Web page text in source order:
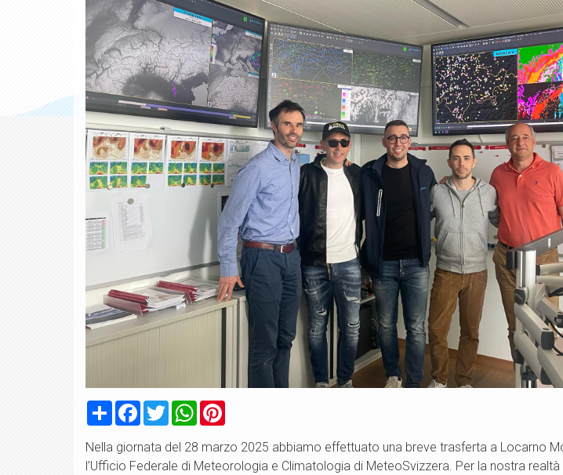
CondividiFacebook
TwitterWhatsApp
Nella giornata del 28 marzo 2025 abbiamo effettuato una breve trasferta a Locarno
l’Ufficio Federale di Meteorologia e Climatologia di MeteoSvizzera. Per la nostra